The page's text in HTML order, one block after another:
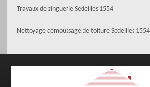
Travaux de zinguerie Sedeilles 1554
Nettoyage démoussage de toiture Sedeilles 1554